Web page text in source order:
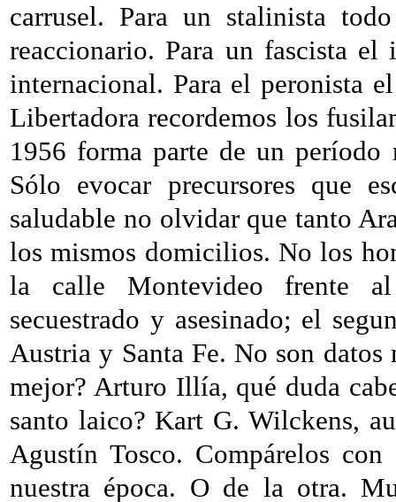
carrusel. Para un stalinista
reaccionario. Para un fascista
internacional. Para el peronista
Libertadora recordemos los
1956 forma parte de un período
Sólo evocar precursores que
saludable no olvidar que tanto
los mismos domicilios. No los
la calle Montevideo frente
secuestrado y asesinado; el
Austria y Santa Fe. No son
mejor? Arturo Illía, qué duda
santo laico? Kart G. Wilckens,
Agustín Tosco. Compárelos
nuestra época. O de la otra.